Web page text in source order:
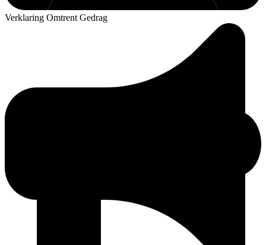
Verklaring Omtrent Gedrag